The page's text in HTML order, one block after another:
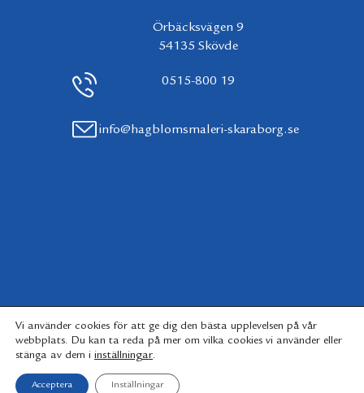
Örbäcksvägen 9
54135 Skövde
0515-800 19
info@hagblomsmaleri-skaraborg.se
Vi använder cookies för att ge dig den bästa upplevelsen på vår
webbplats. Du kan ta reda på mer om vilka cookies vi använder eller
stänga av dem i inställningar.
Acceptera Inställningar